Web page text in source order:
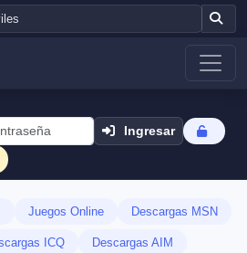
Ingresar
Juegos Online Descargas MSN
ICQ Descargas AIM